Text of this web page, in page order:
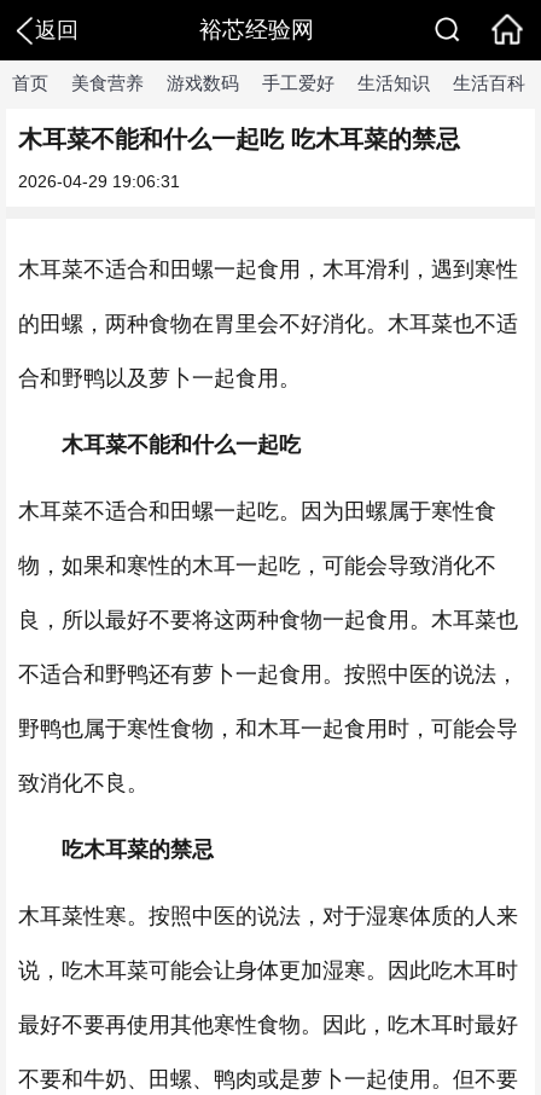
返回 裕芯经验网
首页 美食营养 游戏数码 手工爱好 生活知识 生活百科
木耳菜不能和什么一起吃 吃木耳菜的禁忌
2026-04-29 19:06:31
木耳菜不适合和田螺一起食用，木耳滑利，遇到寒性
的田螺，两种食物在胃里会不好消化。木耳菜也不适
合和野鸭以及萝卜一起食用。
木耳菜不能和什么一起吃
木耳菜不适合和田螺一起吃。因为田螺属于寒性食
物，如果和寒性的木耳一起吃，可能会导致消化不
良，所以最好不要将这两种食物一起食用。木耳菜也
不适合和野鸭还有萝卜一起食用。按照中医的说法，
野鸭也属于寒性食物，和木耳一起食用时，可能会导
致消化不良。
吃木耳菜的禁忌
木耳菜性寒。按照中医的说法，对于湿寒体质的人来
说，吃木耳菜可能会让身体更加湿寒。因此吃木耳时
最好不要再使用其他寒性食物。因此，吃木耳时最好
不要和牛奶、田螺、鸭肉或是萝卜一起使用。但不要